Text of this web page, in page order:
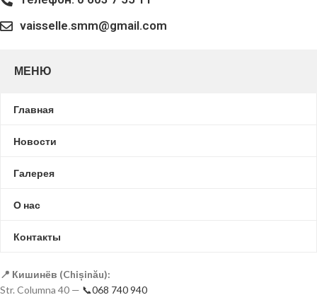
vaisselle.smm@gmail.com
МЕНЮ
Главная
Новости
Галерея
О нас
Контакты
📍 Кишинёв (Chișinău):
Str. Columna 40 — 📞068 740 940